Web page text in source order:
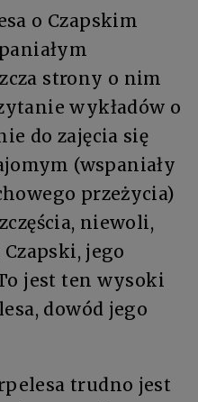
o Czapskim
strony o nim
wykładów o
do zajęcia się
(wspaniały
przeżycia)
niewoli,
jego
jest ten wysoki
dowód jego
trudno jest